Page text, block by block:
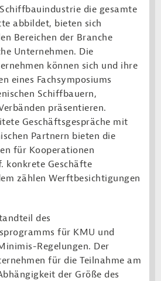
die gesamte
abbildet, bieten sich
Bereichen der Branche
Unternehmen. Die
können sich und ihre
eines Fachsymposiums
Schiffbauern,
präsentieren.
Geschäftsgespräche mit
Partnern bieten die
für Kooperationen
konkrete Geschäfte
zählen Werftbesichtigungen
des
für KMU und
Regelungen. Der
für die Teilnahme am
der Größe des